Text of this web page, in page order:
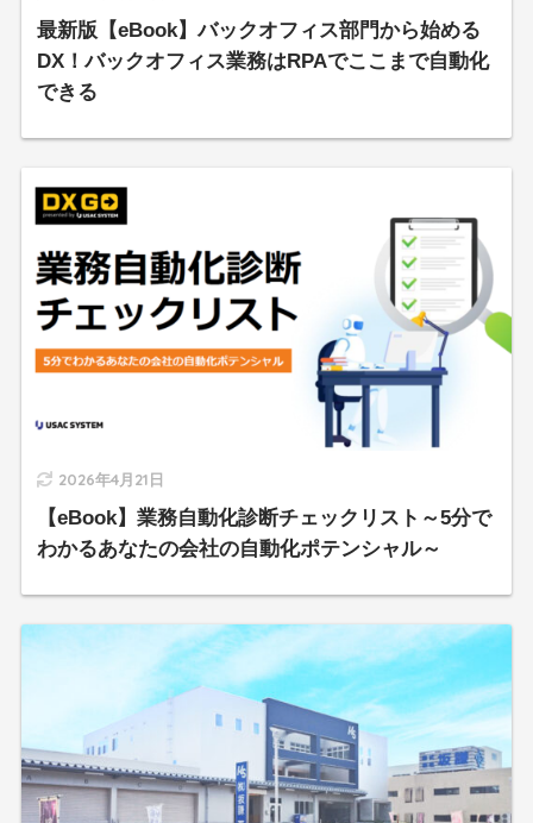
最新版【eBook】バックオフィス部門から始める
DX！バックオフィス業務はRPAでここまで自動化
できる
2026年4月21日
【eBook】業務自動化診断チェックリスト～5分で
わかるあなたの会社の自動化ポテンシャル～